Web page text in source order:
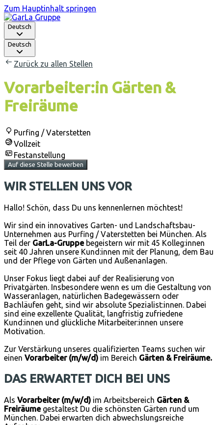
Zum Hauptinhalt springen
Deutsch
Deutsch
Zurück zu allen Stellen
Vorarbeiter:in Gärten &
Freiräume
Purfing / Vaterstetten
Vollzeit
Festanstellung
Auf diese Stelle bewerben
WIR STELLEN UNS VOR
Hallo! Schön, dass Du uns kennenlernen möchtest!
Wir sind ein innovatives Garten- und Landschaftsbau-
Unternehmen aus Purfing / Vaterstetten bei München. Als
Teil der GarLa-Gruppebegeistern wir mit 45 Kolleg:innen
seit 40 Jahren unsere Kund:innen mit der Planung, dem Bau
und der Pflege von Gärten und Außenanlagen.
Unser Fokus liegt dabei auf der Realisierung von
Privatgärten. Insbesondere wenn es um die Gestaltung von
Wasseranlagen, natürlichen Badegewässern oder
Bachläufen geht, sind wir absolute Spezialist:innen. Dabei
sind eine exzellente Qualität, langfristig zufriedene
Kund:innen und glückliche Mitarbeiter:innen unsere
Motivation.
Zur Verstärkung unseres qualifizierten Teams suchen wir
einen Vorarbeiter (m/w/d) im Bereich Gärten & Freiräume.
DAS ERWARTET DICH BEI UNS
Als Vorarbeiter (m/w/d) im Arbeitsbereich Gärten &
Freiräume gestaltest Du die schönsten Gärten rund um
München. Dabei erwarten dich abwechslungsreiche